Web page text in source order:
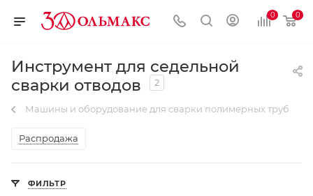
0 0
Инструмент для седельной
сварки отводов
2
Машины и оборудование для сварки полимерных труб
Распродажа
ФИЛЬТР